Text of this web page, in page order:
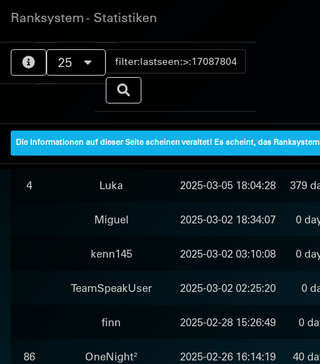
Ranksystem - Statistiken
25
Die Informationen auf dieser Seite scheinen veraltet! Es scheint, das
zuletzt gesehen
4 Luka 2025-03-05 18:04:28 379
Miguel 2025-03-02 18:34:07 0
kenn145 2025-03-02 03:10:08 0
TeamSpeakUser 2025-03-02 02:25:20 0
finn 2025-02-28 15:26:49 0
86 OneNight² 2025-02-26 16:14:19 40